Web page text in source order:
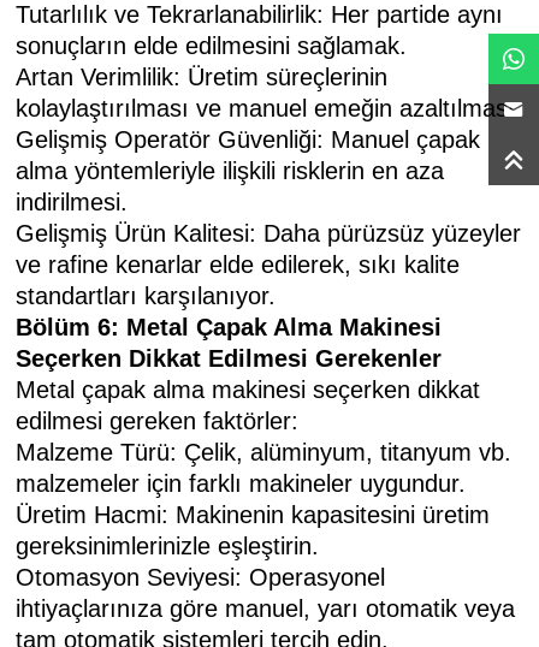
Tutarlılık ve Tekrarlanabilirlik: Her partide aynı
sonuçların elde edilmesini sağlamak.
Artan Verimlilik: Üretim süreçlerinin
kolaylaştırılması ve manuel emeğin azaltılması.
Gelişmiş Operatör Güvenliği: Manuel çapak
alma yöntemleriyle ilişkili risklerin en aza
indirilmesi.
Gelişmiş Ürün Kalitesi: Daha pürüzsüz yüzeyler
ve rafine kenarlar elde edilerek, sıkı kalite
standartları karşılanıyor.
Bölüm 6: Metal Çapak Alma Makinesi
Seçerken Dikkat Edilmesi Gerekenler
Metal çapak alma makinesi seçerken dikkat
edilmesi gereken faktörler:
Malzeme Türü: Çelik, alüminyum, titanyum vb.
malzemeler için farklı makineler uygundur.
Üretim Hacmi: Makinenin kapasitesini üretim
gereksinimlerinizle eşleştirin.
Otomasyon Seviyesi: Operasyonel
ihtiyaçlarınıza göre manuel, yarı otomatik veya
tam otomatik sistemleri tercih edin.